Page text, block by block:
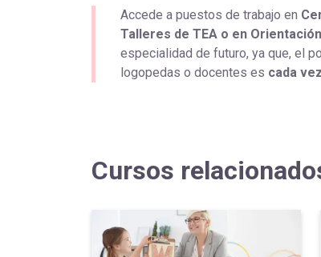
Accede a puestos de trabajo en
Talleres de TEA o en
especialidad de futuro, ya que, el
logopedas o docentes es cada
Cursos